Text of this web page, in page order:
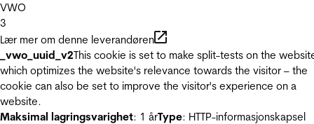
VWO
3
Lær mer om denne leverandøren
_vwo_uuid_v2This cookie is set to make split-tests on the
which optimizes the website's relevance towards the visitor – the
cookie can also be set to improve the visitor's experience on a
website.
Maksimal lagringsvarighet: 1 årType: HTTP-informasjonskapsel